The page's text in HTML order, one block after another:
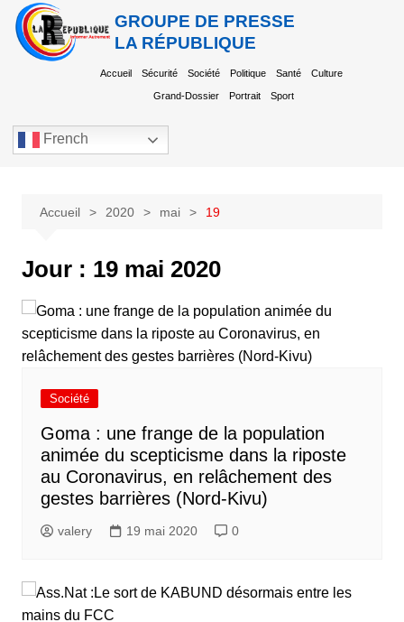
GROUPE DE PRESSE
LA RÉPUBLIQUE
Accueil Sécurité Société Politique Santé Culture
Grand-Dossier Portrait Sport
French
Accueil 2020 mai 19
Jour : 19 mai 2020
Société
Goma : une frange de la population
animée du scepticisme dans la riposte
au Coronavirus, en relâchement des
gestes barrières (Nord-Kivu)
valery 19 mai 2020 0